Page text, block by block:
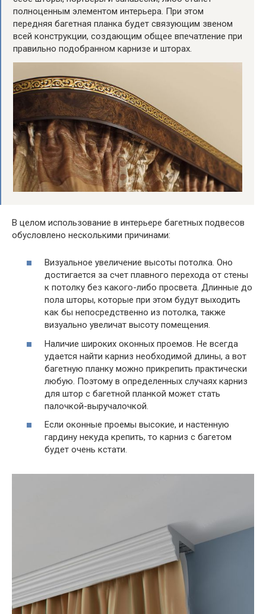
полноценным элементом интерьера. При этом
передняя багетная планка будет связующим звеном
всей конструкции, создающим общее впечатление при
правильно подобранном карнизе и шторах.
В целом использование в интерьере багетных подвесов
обусловлено несколькими причинами:
Визуальное увеличение высоты потолка. Оно
достигается за счет плавного перехода от стены
к потолку без какого-либо просвета. Длинные до
пола шторы, которые при этом будут выходить
как бы непосредственно из потолка, также
визуально увеличат высоту помещения.
Наличие широких оконных проемов. Не всегда
удается найти карниз необходимой длины, а вот
багетную планку можно прикрепить практически
любую. Поэтому в определенных случаях карниз
для штор с багетной планкой может стать
палочкой-выручалочкой.
Если оконные проемы высокие, и настенную
гардину некуда крепить, то карниз с багетом
будет очень кстати.